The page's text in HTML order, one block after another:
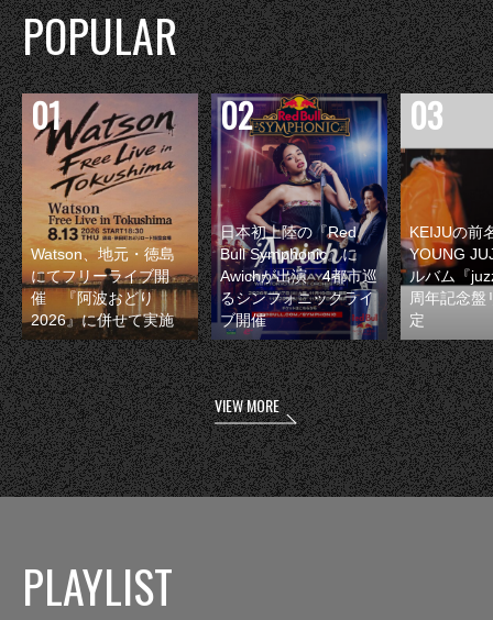
POPULAR
Watson、地元・徳島
にてフリーライブ開
催 『阿波おどり
2026』に併せて実施
日本初上陸の『Red
Bull Symphonic』に
Awichが出演 4都市巡
るシンフォニックライ
ブ開催
KEIJUの前
YOUNG
ルバム『
周年記念盤
定
VIEW MORE
PLAYLIST